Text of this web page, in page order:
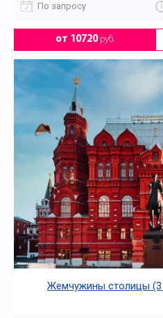
По запросу
от 10720руб.
Жемчужины столицы